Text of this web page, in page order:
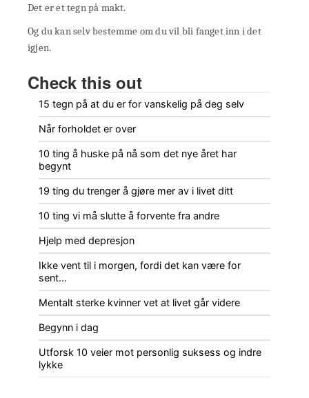
Det er et tegn på makt.
Og du kan selv bestemme om du vil bli fanget inn i det
igjen.
Check this out
15 tegn på at du er for vanskelig på deg selv
Når forholdet er over
10 ting å huske på nå som det nye året har
begynt
19 ting du trenger å gjøre mer av i livet ditt
10 ting vi må slutte å forvente fra andre
Hjelp med depresjon
Ikke vent til i morgen, fordi det kan være for
sent…
Mentalt sterke kvinner vet at livet går videre
Begynn i dag
Utforsk 10 veier mot personlig suksess og indre
lykke